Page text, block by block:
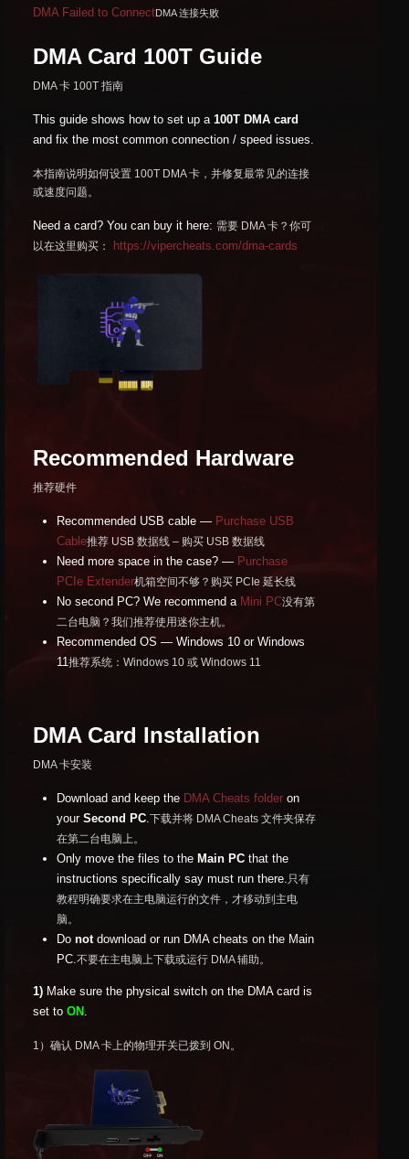
DMA Failed to ConnectDMA 连接失败
DMA Card 100T Guide
DMA 卡 100T 指南
This guide shows how to set up a 100T DMA card
and fix the most common connection / speed issues.
本指南说明如何设置 100T DMA 卡，并修复最常见的连接
或速度问题。
Need a card? You can buy it here: 需要 DMA 卡？你可
以在这里购买：
https://vipercheats.com/dma-cards
Recommended Hardware
推荐硬件
Recommended USB cable — Purchase USB
Cable推荐 USB 数据线 – 购买 USB 数据线
Need more space in the case? — Purchase
PCIe Extender机箱空间不够？购买 PCIe 延长线
No second PC? We recommend a Mini PC没有第
二台电脑？我们推荐使用迷你主机。
Recommended OS — Windows 10 or Windows
11推荐系统：Windows 10 或 Windows 11
DMA Card Installation
DMA 卡安装
Download and keep the DMA Cheats folder on
your Second PC 下载并将 DMA Cheats 文件夹保存
在第二台电脑上。
Only move the files to the Main PC that the
instructions specifically say must run there. 只有
教程明确要求在主电脑运行的文件，才移动到主电
脑。
Do not download or run DMA cheats on the Main
PC. 不要在主电脑上下载或运行 DMA 辅助。
1) Make sure the physical switch on the DMA card is
set to ON
1）确认 DMA 卡上的物理开关已拨到 ON。